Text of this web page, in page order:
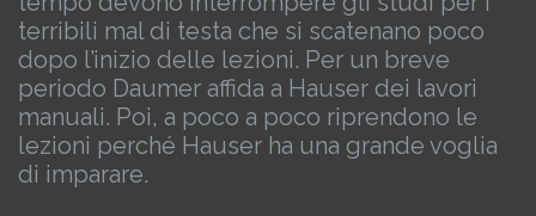
terribili mal di testa che si scatenano poco
dopo l’inizio delle lezioni. Per un breve
periodo Daumer affida a Hauser dei lavori
manuali. Poi, a poco a poco riprendono le
lezioni perché Hauser ha una grande voglia
di imparare.